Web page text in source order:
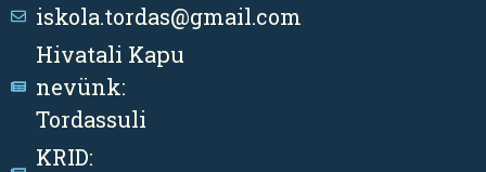
iskola.tordas@gmail.com
Hivatali Kapu
nevünk:
Tordassuli
KRID: